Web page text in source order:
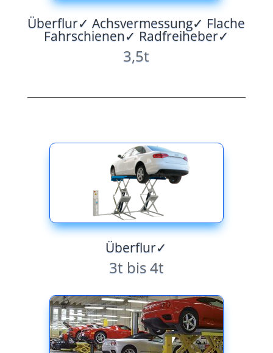
Überflur✓ Achsvermessung✓ Flache
Fahrschienen✓ Radfreiheber✓
3,5t
Überflur✓
3t bis 4t